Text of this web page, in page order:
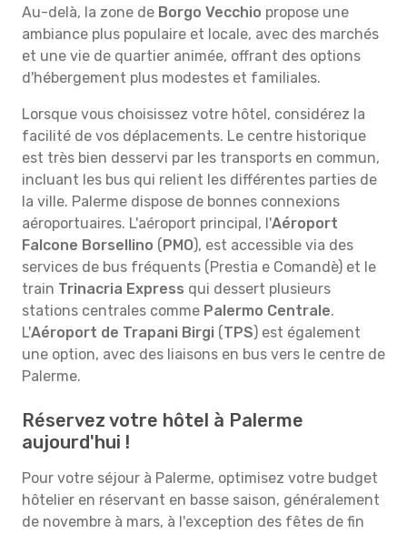
Au-delà, la zone de Borgo Vecchio propose une
ambiance plus populaire et locale, avec des marchés
et une vie de quartier animée, offrant des options
d'hébergement plus modestes et familiales.
Lorsque vous choisissez votre hôtel, considérez la
facilité de vos déplacements. Le centre historique
est très bien desservi par les transports en commun,
incluant les bus qui relient les différentes parties de
la ville. Palerme dispose de bonnes connexions
aéroportuaires. L'aéroport principal, l'Aéroport
Falcone Borsellino (PMO), est accessible via des
services de bus fréquents (Prestia e Comandè) et le
train Trinacria Express qui dessert plusieurs
stations centrales comme Palermo Centrale.
L'Aéroport de Trapani Birgi (TPS) est également
une option, avec des liaisons en bus vers le centre de
Palerme.
Réservez votre hôtel à Palerme
aujourd'hui !
Pour votre séjour à Palerme, optimisez votre budget
hôtelier en réservant en basse saison, généralement
de novembre à mars, à l'exception des fêtes de fin